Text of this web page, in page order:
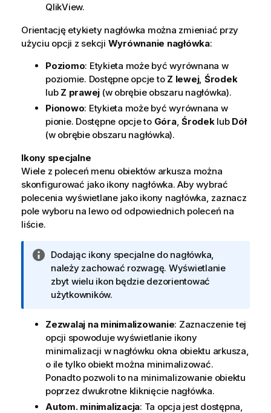
QlikView.
Orientację etykiety nagłówka można zmieniać przy
użyciu opcji z sekcji Wyrównanie nagłówka:
Poziomo: Etykieta może być wyrównana w
poziomie. Dostępne opcje to Z lewej, Środek
lub Z prawej (w obrębie obszaru nagłówka).
Pionowo: Etykieta może być wyrównana w
pionie. Dostępne opcje to Góra, Środeklub Dół
(w obrębie obszaru nagłówka).
Ikony specjalne
Wiele z poleceń menu obiektów arkusza można
skonfigurować jako ikony nagłówka. Aby wybrać
polecenia wyświetlane jako ikony nagłówka, zaznacz
pole wyboru na lewo od odpowiednich poleceń na
liście.
I
n
f
o
m
a
c
a
Dodając ikony specjalne do nagłówka,
należy zachować rozwagę. Wyświetlanie
zbyt wielu ikon będzie dezorientować
użytkowników.
Zezwalaj na minimalizowanie: Zaznaczenie tej
opcji spowoduje wyświetlanie ikony
minimalizacji w nagłówku okna obiektu arkusza,
o ile tylko obiekt można minimalizować.
Ponadto pozwoli to na minimalizowanie obiektu
poprzez dwukrotne kliknięcie nagłówka.
Autom. minimalizacja: Ta opcja jest dostępna,